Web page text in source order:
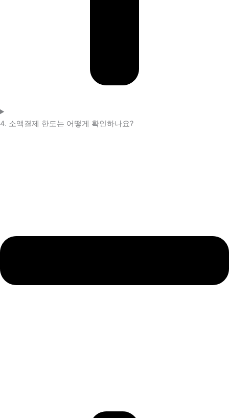
4. 소액결제 한도는 어떻게 확인하나요?